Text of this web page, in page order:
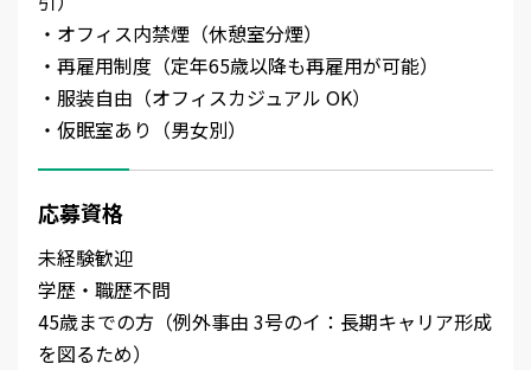
・オフィス内禁煙（休憩室分煙）
・再雇用制度（定年65歳以降も再雇用が可能）
・服装自由（オフィスカジュアル OK）
・仮眠室あり（男女別）
応募資格
未経験歓迎
学歴・職歴不問
45歳までの方（例外事由 3号のイ：長期キャリア形成
を図るため）